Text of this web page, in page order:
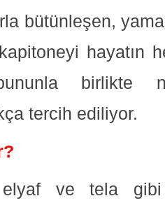
bütünleşen,
hayatın
birlikte
tercih ediliyor.
elyaf ve tela